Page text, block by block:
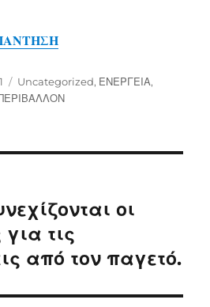
Categories
Uncategorized, ΕΝΕΡΓΕΙΑ,
οι
τις
από τον παγετό.